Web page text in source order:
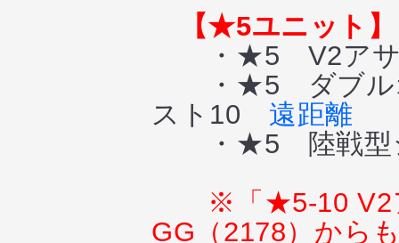
【★5ユニット】
・★5 V2アサ
・★5 ダブルオ
スト10 遠距離
・★5 陸戦型
※「★5-10 V2
GG（2178）から